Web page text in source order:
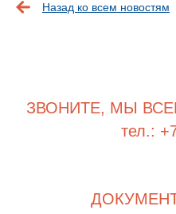
Назад ко всем новостям
ЗВОНИТЕ, МЫ
тел.: